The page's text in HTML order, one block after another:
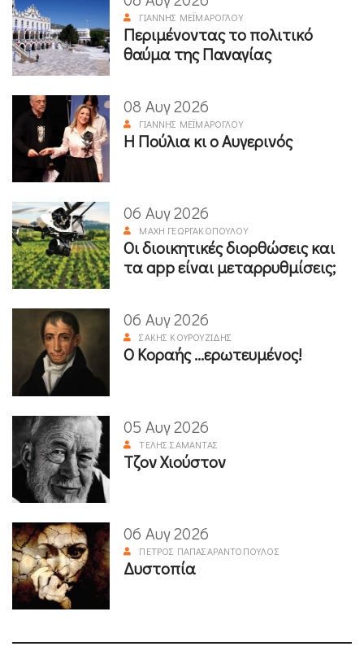
ΓΙΆΝΝΗΣ ΜΕΪΜΆΡΟΓΛΟΥ
Περιμένοντας το πολιτικό
θαύμα της Παναγίας
08 Αυγ 2026
ΓΙΆΝΝΗΣ ΜΕΪΜΆΡΟΓΛΟΥ
Η Πούλια κι ο Αυγερινός
06 Αυγ 2026
ΜΆΧΗ ΓΕΩΡΓΑΚΟΠΟΎΛΟΥ
Οι διοικητικές διορθώσεις και
τα app είναι μεταρρυθμίσεις;
06 Αυγ 2026
ΣΆΚΗΣ ΚΟΥΡΟΥΖΊΔΗΣ
Ο Κοραής ...ερωτευμένος!
05 Αυγ 2026
ΤΈΛΗΣ ΣΑΜΑΝΤΆΣ
Τζον Χιούστον
06 Αυγ 2026
ΠΈΤΡΟΣ ΠΑΠΑΣΑΡΑΝΤΌΠΟΥΛΟΣ
Δυστοπία